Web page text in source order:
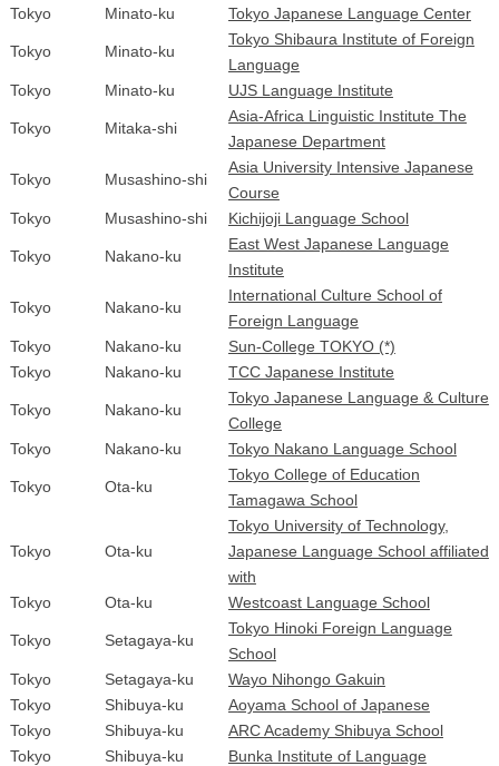
Tokyo Minato-ku Tokyo Japanese Language Center
Tokyo Minato-ku
Tokyo Shibaura Institute of Foreign
Language
Tokyo
Minato-ku UJS Language Institute
Tokyo Mitaka-shi
Asia-Africa Linguistic Institute The
Japanese Department
Tokyo Musashino-shi
Asia University Intensive Japanese
Course
Tokyo
Musashino-shi Kichijoji Language School
Tokyo Nakano-ku
East West Japanese Language
Institute
Tokyo Nakano-ku
International Culture School of
Foreign Language
Tokyo
Nakano-ku
Sun-College TOKYO (*)
Tokyo
Nakano-ku TCC Japanese Institute
Tokyo Nakano-ku
Tokyo Japanese Language & Culture
College
Tokyo
Nakano-ku Tokyo Nakano Language School
Tokyo Ota-ku
Tokyo College of Education
Tamagawa School
Tokyo Ota-ku
Tokyo University of Technology,
Japanese Language School affiliated
with
Tokyo
Ota-ku Westcoast Language School
Tokyo Setagaya-ku
Tokyo Hinoki Foreign Language
School
Tokyo
Setagaya-ku
Wayo Nihongo Gakuin
Tokyo
Shibuya-ku
Aoyama School of Japanese
Tokyo
Shibuya-ku
ARC Academy Shibuya School
Tokyo
Shibuya-ku
Bunka Institute of Language